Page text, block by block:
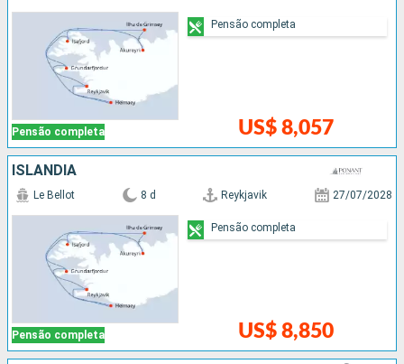
Pensão completa US$ 8,057
Pensão completa
ISLÂNDIA
Pensão completa
Le Bellot 8 d Reykjavik 27/07/2028
US$ 8,850
Pensão completa